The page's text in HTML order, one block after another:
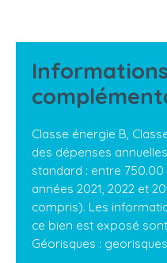
Informations
Classe énergie B,
des dépenses
standard : entre
années 2021, 2022 et
compris). Les
ce bien est exposé
Géorisques :